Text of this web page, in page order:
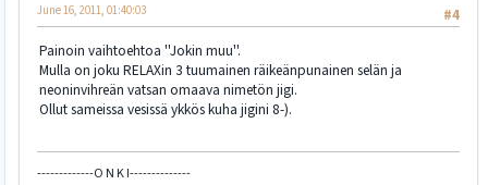
#4
June 16, 2011, 01:40:03
Painoin vaihtoehtoa ''Jokin muu''.
Mulla on joku RELAXin 3 tuumainen räikeänpunainen selän ja
neoninvihreän vatsan omaava nimetön jigi.
Ollut sameissa vesissä ykkös kuha jigini 8-).
-------------O N K I--------------